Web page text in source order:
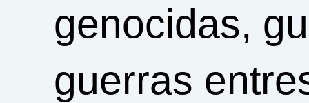
genocidas,
guerras